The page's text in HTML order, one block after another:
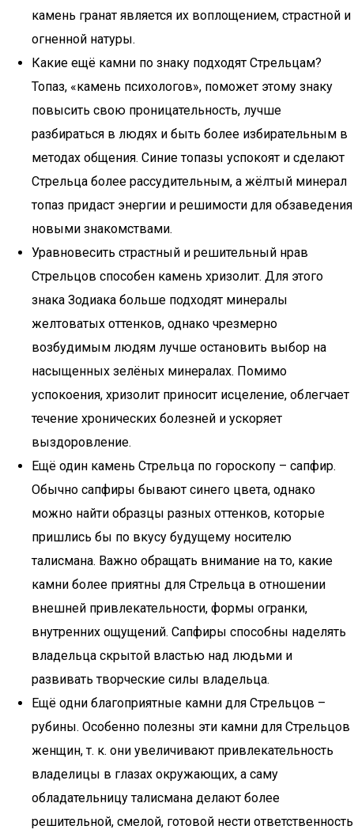
камень гранат является их воплощением, страстной и
огненной натуры.
Какие ещё камни по знаку подходят Стрельцам?
Топаз, «камень психологов», поможет этому знаку
повысить свою проницательность, лучше
разбираться в людях и быть более избирательным в
методах общения. Синие топазы успокоят и сделают
Стрельца более рассудительным, а жёлтый минерал
топаз придаст энергии и решимости для обзаведения
новыми знакомствами.
Уравновесить страстный и решительный нрав
Стрельцов способен камень хризолит. Для этого
знака Зодиака больше подходят минералы
желтоватых оттенков, однако чрезмерно
возбудимым людям лучше остановить выбор на
насыщенных зелёных минералах. Помимо
успокоения, хризолит приносит исцеление, облегчает
течение хронических болезней и ускоряет
выздоровление.
Ещё один камень Стрельца по гороскопу – сапфир.
Обычно сапфиры бывают синего цвета, однако
можно найти образцы разных оттенков, которые
пришлись бы по вкусу будущему носителю
талисмана. Важно обращать внимание на то, какие
камни более приятны для Стрельца в отношении
внешней привлекательности, формы огранки,
внутренних ощущений. Сапфиры способны наделять
владельца скрытой властью над людьми и
развивать творческие силы владельца.
Ещё одни благоприятные камни для Стрельцов –
рубины. Особенно полезны эти камни для Стрельцов
женщин, т. к. они увеличивают привлекательность
владелицы в глазах окружающих, а саму
обладательницу талисмана делают более
решительной, смелой, готовой нести ответственность